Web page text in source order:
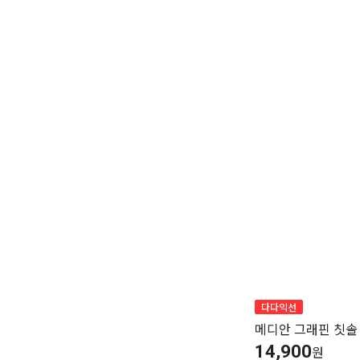
다다익선
메디안 그래핀 칫
14,900원